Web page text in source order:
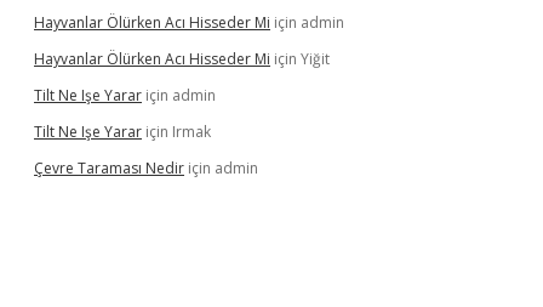
Hayvanlar Ölürken Acı Hisseder Mi için admin
Hayvanlar Ölürken Acı Hisseder Mi için Yiğit
Tilt Ne Işe Yarar için admin
Tilt Ne Işe Yarar için Irmak
Çevre Taraması Nedir için admin